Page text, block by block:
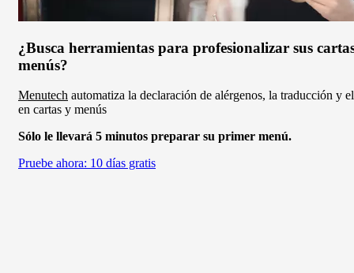
¿Busca herramientas para profesionalizar sus
menús?
Menutech automatiza la declaración de alérgenos, la traducción y
en cartas y menús
Sólo le llevará 5 minutos preparar su primer menú.
Pruebe ahora: 10 días gratis